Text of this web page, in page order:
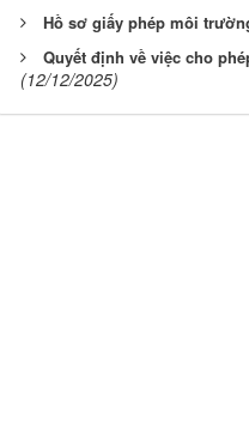
Hồ sơ giấy phép môi
Quyết định về việc cho
(12/12/2025)